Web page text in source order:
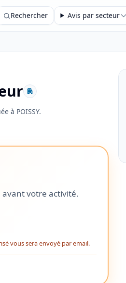
Rechercher Avis par secteur
à POISSY.
avant votre activité.
vous sera envoyé par email.